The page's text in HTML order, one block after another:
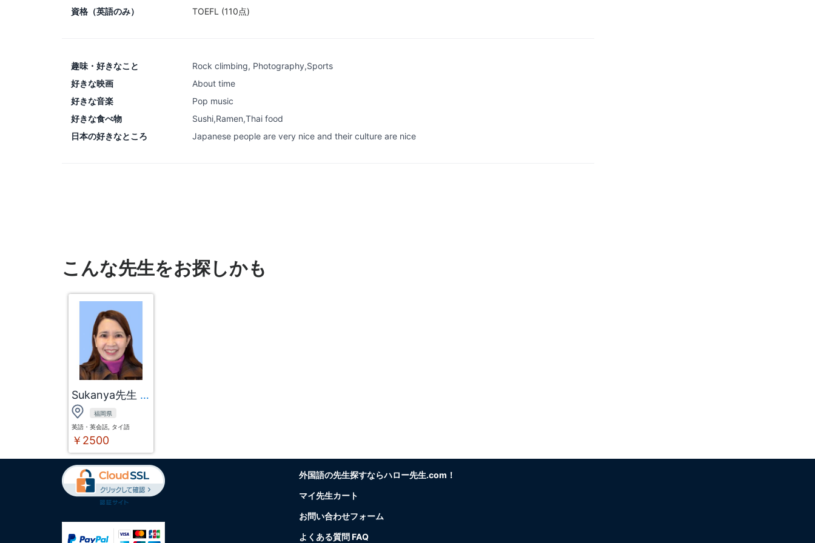
資格（英語のみ） TOEFL (110点)
趣味・好きなこと
Rock climbing, Photography,Sports
好きな映画
About time
好きな音楽
Pop music
好きな食べ物
Sushi,Ramen,Thai food
日本の好きなところ
Japanese people are very nice and their culture are nice
こんな先生をお探しかも
Sukanya先生
福岡県
英語・英会話, タイ語
￥2500
外国語の先生探すならハロー先生.com！
マイ先生カート
お問い合わせフォーム
よくある質問 FAQ